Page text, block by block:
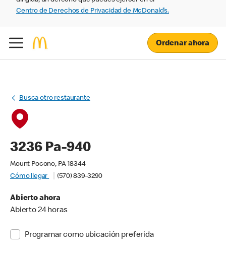
Centro de Derechos de Privacidad de McDonald’s.
Ordenar ahora
Busca otro restaurante
3236 Pa-940
Mount Pocono, PA 18344
Cómo llegar
(570) 839-3290
Abierto ahora
Abierto 24 horas
Programar como ubicación preferida